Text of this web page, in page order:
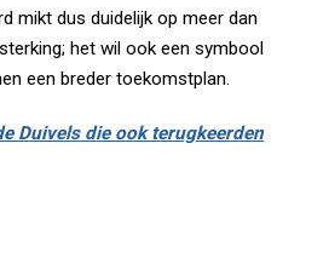
mikt dus duidelijk op meer dan
het wil ook een symbool
een breder toekomstplan.
Duivels die ook terugkeerden